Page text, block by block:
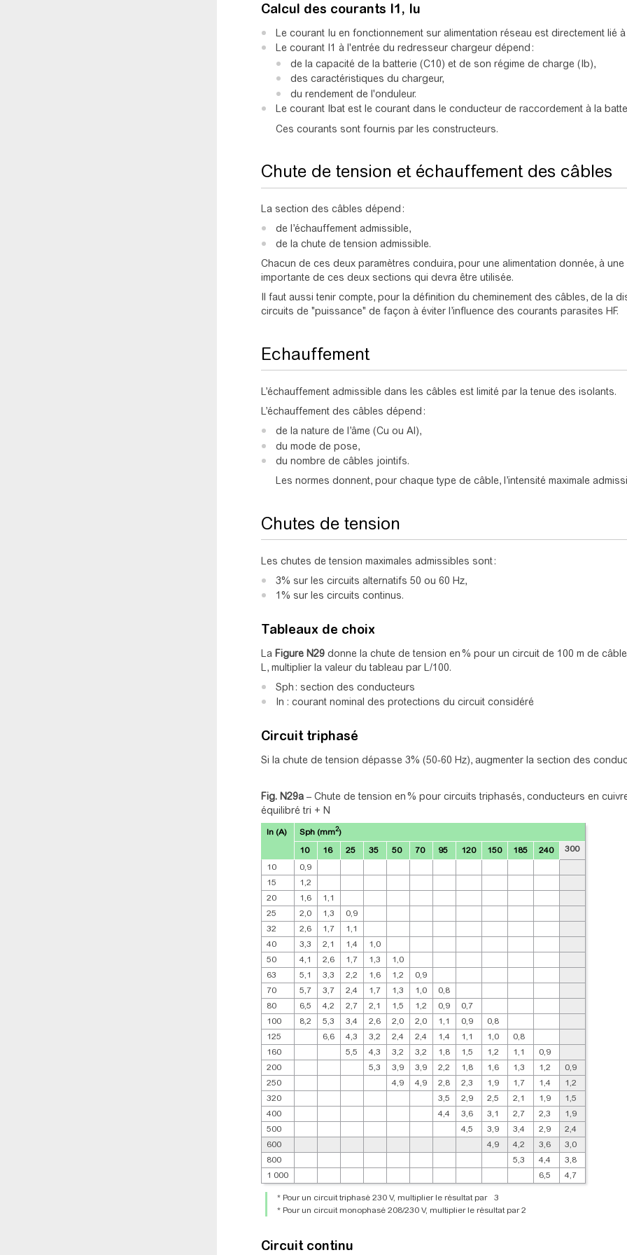
Calcul des courants I1, Iu
Le courant Iu en fonctionnement sur alimentation réseau est directement lié
Le courant I1 à l'entrée du redresseur chargeur dépend :
de la capacité de la batterie (C10) et de son régime de charge (Ib),
des caractéristiques du chargeur,
du rendement de l'onduleur.
Le courant Ibat est le courant dans le conducteur de raccordement à la
Ces courants sont fournis par les constructeurs.
Chute de tension et échauffement des câbles
La section des câbles dépend :
de l’échauffement admissible,
de la chute de tension admissible.
Chacun de ces deux paramètres conduira, pour une alimentation donnée, à
importante de ces deux sections qui devra être utilisée.
Il faut aussi tenir compte, pour la définition du cheminement des câbles, de la
circuits de "puissance" de façon à éviter l’influence des courants parasites HF.
Echauffement
L’échauffement admissible dans les câbles est limité par la tenue des isolants.
L’échauffement des câbles dépend :
de la nature de l’âme (Cu ou Al),
du mode de pose,
du nombre de câbles jointifs.
Les normes donnent, pour chaque type de câble, l’intensité maximale
Chutes de tension
Les chutes de tension maximales admissibles sont :
3% sur les circuits alternatifs 50 ou 60 Hz,
1% sur les circuits continus.
Tableaux de choix
La Figure N29 donne la chute de tension en % pour un circuit de 100 m de
L, multiplier la valeur du tableau par L/100.
Sph : section des conducteurs
In : courant nominal des protections du circuit considéré
Circuit triphasé
Si la chute de tension dépasse 3% (50-60 Hz), augmenter la section des
Fig. N29a – Chute de tension en % pour circuits triphasés, conducteurs en
équilibré tri + N
In (A) Sph (mm2)
10
16 25 35 50 70 95 120 150 185 240
300
10
0,9
15
1,2
20
1,6
1,1
25
2,0 1,3
0,9
32
2,6 1,7
1,1
40
3,3 2,1 1,4
1,0
50
4,1 2,6 1,7 1,3
1,0
63
5,1 3,3 2,2 1,6 1,2
0,9
70
5,7 3,7 2,4 1,7 1,3 1,0
0,8
80
6,5 4,2 2,7 2,1 1,5 1,2 0,9
0,7
100
8,2 5,3 3,4 2,6 2,0 2,0 1,1 0,9
0,8
125
6,6 4,3 3,2 2,4 2,4 1,4 1,1 1,0
0,8
160
5,5 4,3 3,2 3,2 1,8 1,5 1,2 1,1
0,9
200
5,3 3,9 3,9 2,2 1,8 1,6 1,3 1,2
0,9
250
4,9 4,9 2,8 2,3 1,9 1,7 1,4
1,2
320
3,5 2,9 2,5 2,1 1,9
1,5
400
4,4 3,6 3,1 2,7 2,3
1,9
500
4,5 3,9 3,4 2,9
2,4
600
4,9 4,2 3,6
3,0
800
5,3 4,4
3,8
1 000
6,5 4,7
* Pour un circuit triphasé 230 V, multiplier le résultat par
3
* Pour un circuit monophasé 208/230 V, multiplier le résultat par 2
Circuit continu